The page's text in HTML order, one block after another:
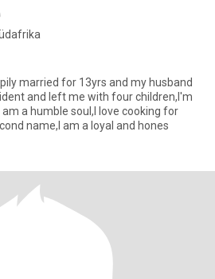
married for 13yrs and my husband
and left me with four children,I'm
a humble soul,I love cooking for
name,I am a loyal and hones